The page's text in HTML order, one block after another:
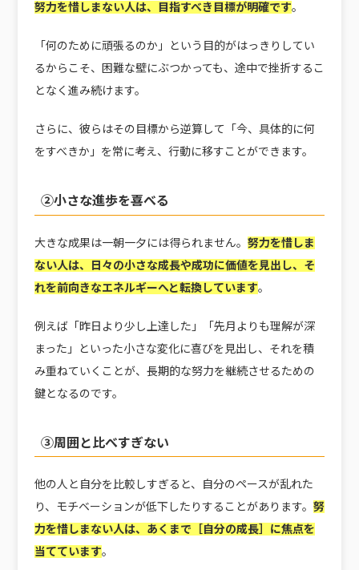
努力を惜しまない人は、目指すべき目標が明確です。
「何のために頑張るのか」という目的がはっきりしてい
るからこそ、困難な壁にぶつかっても、途中で挫折するこ
となく進み続けます。
さらに、彼らはその目標から逆算して「今、具体的に何
をすべきか」を常に考え、行動に移すことができます。
②小さな進歩を喜べる
大きな成果は一朝一夕には得られません。 努力を惜しま
ない人は、日々の小さな成長や成功に価値を見出し、そ
れを前向きなエネルギーへと転換しています。
例えば「昨日より少し上達した」「先月よりも理解が深
まった」といった小さな変化に喜びを見出し、それを積
み重ねていくことが、長期的な努力を継続させるための
鍵となるのです。
③周囲と比べすぎない
他の人と自分を比較しすぎると、自分のペースが乱れた
り、モチベーションが低下したりすることがあります。 努
力を惜しまない人は、あくまで［自分の成長］に焦点を
当てています。